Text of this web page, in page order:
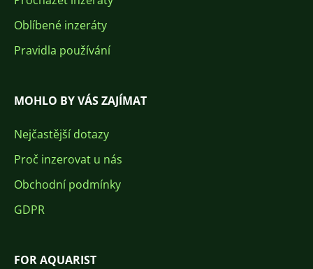
Oblíbené inzeráty
Pravidla používání
MOHLO BY VÁS ZAJÍMAT
Nejčastější dotazy
Proč inzerovat u nás
Obchodní podmínky
GDPR
FOR AQUARIST